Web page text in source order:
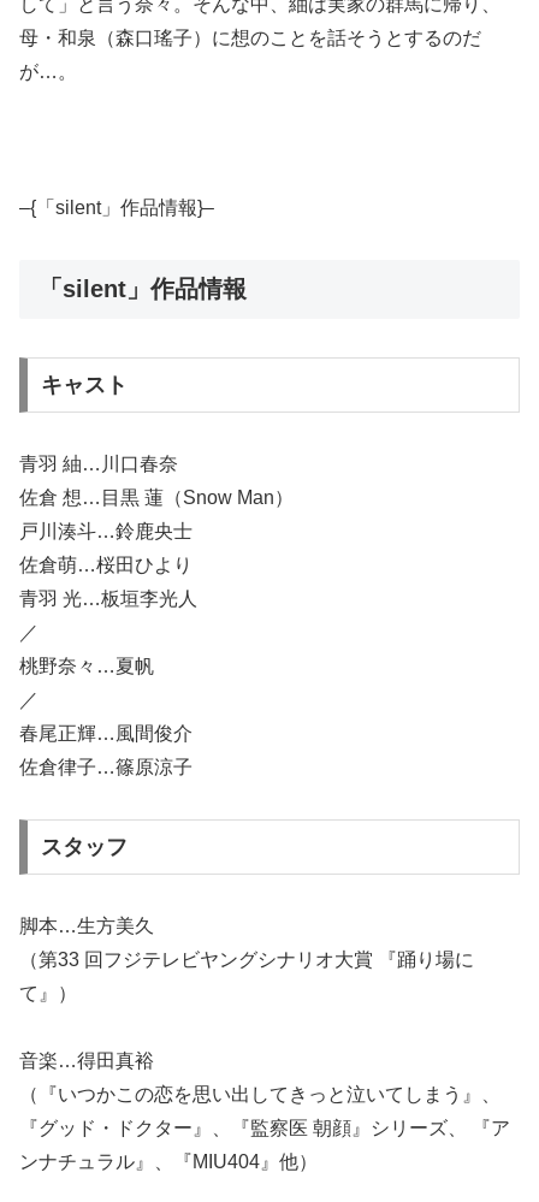
母・和泉（森口瑤子）に想のことを話そうとするのだ
が…。
–{「silent」作品情報}–
「silent」作品情報
キャスト
青羽 紬…川口春奈
佐倉 想…目黒 蓮（Snow Man）
戸川湊斗…鈴鹿央士
佐倉萌…桜田ひより
青羽 光…板垣李光人
／
桃野奈々…夏帆
／
春尾正輝…風間俊介
佐倉律子…篠原涼子
スタッフ
脚本…生方美久
（第33 回フジテレビヤングシナリオ大賞 『踊り場に
て』）
音楽…得田真裕
（『いつかこの恋を思い出してきっと泣いてしまう』、
『グッド・ドクター』、『監察医 朝顔』シリーズ、 『ア
ンナチュラル』、『MIU404』他）